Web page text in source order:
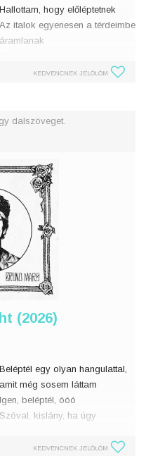
Hallottam, hogy előléptetnek
Az italok egyenesen a térdeimbe
áramlanak
Tiszta leszek
A játék az úgynevez
KEDVENCNEK JELÖLÖM
dalszöveget.
(2026)
Beléptél egy olyan hangulattal,
amit még sosem láttam
Igen, beléptél, óóó
Szóval, kislány, ha úgy
beszélj velemKEDVENCNEK JELÖLÖM